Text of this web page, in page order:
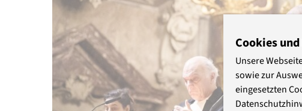
Cookies
Unsere
sowie zur
eingesetzten